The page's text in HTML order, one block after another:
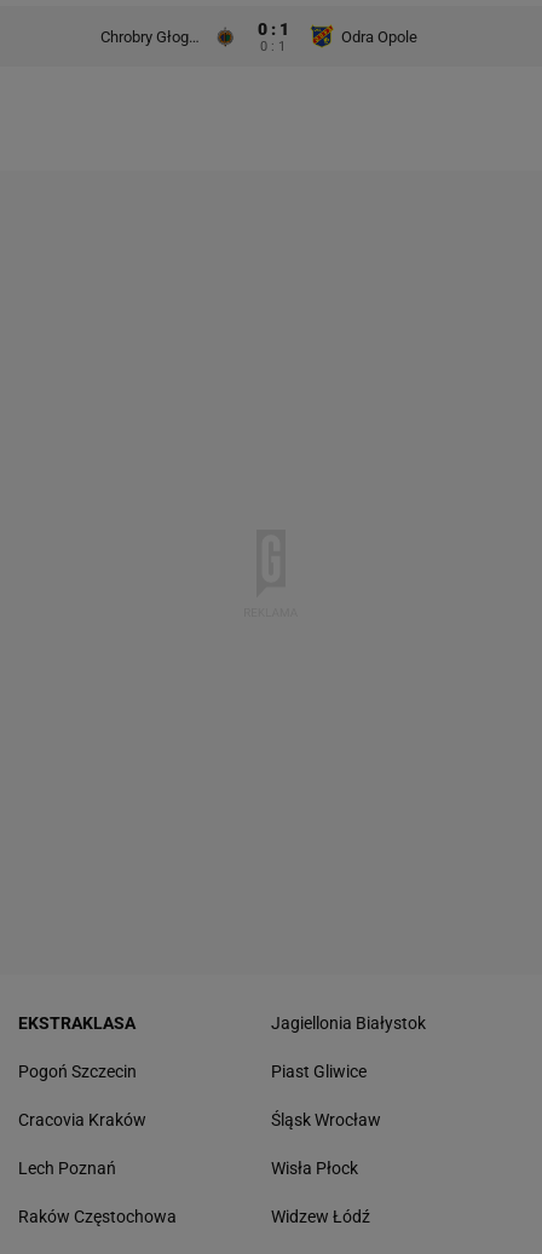
Chrobry Głogów 0 : 1
0 : 1
Odra Opole
EKSTRAKLASA
Pogoń Szczecin
Cracovia Kraków
Lech Poznań
Raków Częstochowa
Jagiellonia Białystok
Piast Gliwice
Śląsk Wrocław
Wisła Płock
Widzew Łódź